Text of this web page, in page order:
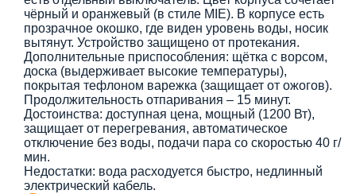
чёрный и оранжевый (в стиле MIE). В корпусе есть
прозрачное окошко, где виден уровень воды, носик
вытянут. Устройство защищено от протекания.
Дополнительные приспособления: щётка с ворсом,
доска (выдерживает высокие температуры),
покрытая тефлоном варежка (защищает от ожогов).
Продолжительность отпаривания – 15 минут.
Достоинства: доступная цена, мощный (1200 Вт),
защищает от перегревания, автоматическое
отключение без воды, подачи пара со скоростью 40 г/
мин.
Недостатки: вода расходуется быстро, недлинный
электрический кабель.